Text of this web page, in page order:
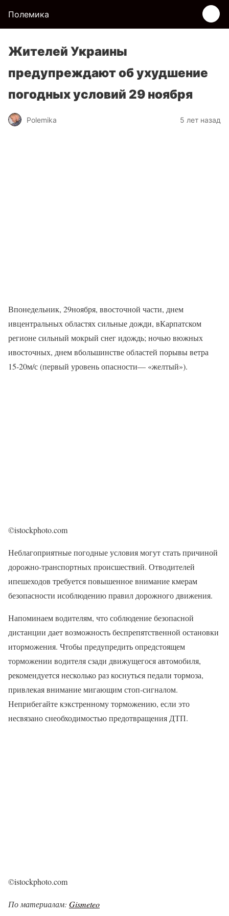
Полемика
Жителей Украины
предупреждают об ухудшение
погодных условий 29 ноября
Polemika 5 лет назад
Впонедельник, 29ноября, ввосточной части, днем
ивцентральных областях сильные дожди, вКарпатском
регионе сильный мокрый снег идождь; ночью вюжных
ивосточных, днем вбольшинстве областей порывы ветра
15-20м/с (первый уровень опасности— «желтый»).
©istockphoto.com
Неблагоприятные погодные условия могут стать причиной
дорожно-транспортных происшествий. Отводителей
ипешеходов требуется повышенное внимание кмерам
безопасности исоблюдению правил дорожного движения.
Напоминаем водителям, что соблюдение безопасной
дистанции дает возможность беспрепятственной остановки
иторможения. Чтобы предупредить опредстоящем
торможении водителя сзади движущегося автомобиля,
рекомендуется несколько раз коснуться педали тормоза,
привлекая внимание мигающим стоп-сигналом.
Неприбегайте кэкстренному торможению, если это
несвязано снеобходимостью предотвращения ДТП.
©istockphoto.com
По материалам: Gismeteo